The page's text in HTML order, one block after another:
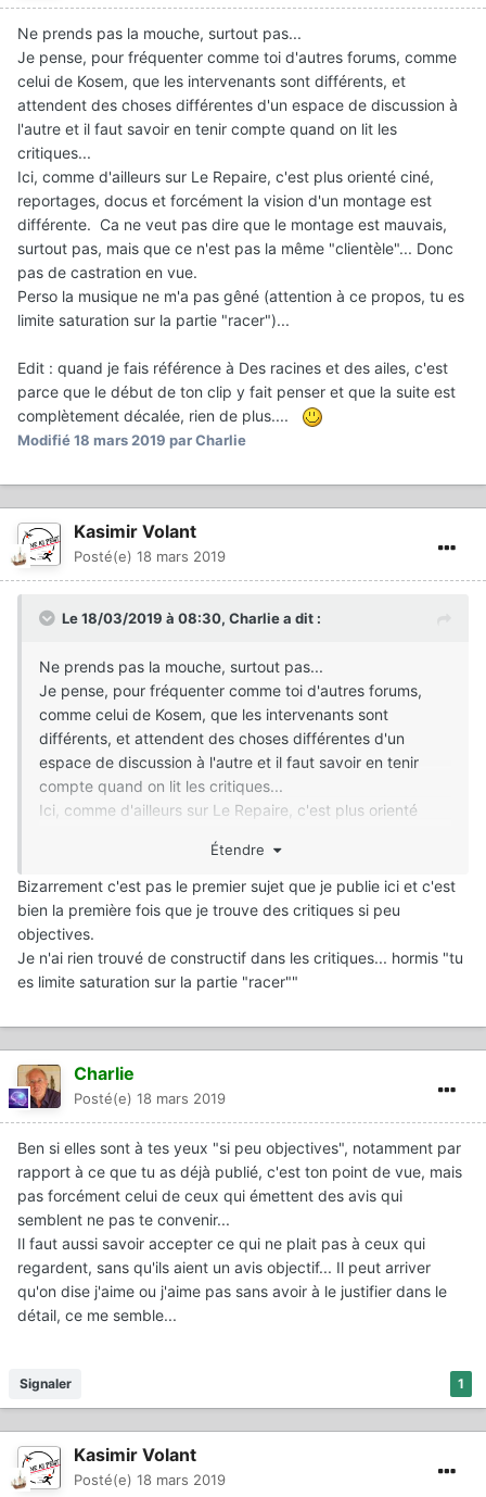
Ne prends pas la mouche, surtout pas...
Je pense, pour fréquenter comme toi d'autres forums, comme
celui de Kosem, que les intervenants sont différents, et
attendent des choses différentes d'un espace de discussion à
l'autre et il faut savoir en tenir compte quand on lit les
critiques...
Ici, comme d'ailleurs sur Le Repaire, c'est plus orienté ciné,
reportages, docus et forcément la vision d'un montage est
différente. Ca ne veut pas dire que le montage est mauvais,
surtout pas, mais que ce n'est pas la même "clientèle"... Donc
pas de castration en vue.
Perso la musique ne m'a pas gêné (attention à ce propos, tu es
limite saturation sur la partie "racer")...
Edit : quand je fais référence à Des racines et des ailes, c'est
parce que le début de ton clip y fait penser et que la suite est
complètement décalée, rien de plus....
Modifié18 mars 2019 par Charlie
Kasimir Volant
Posté(e) 18 mars 2019
Le 18/03/2019 à 08:30, Charliea dit :
Ne prends pas la mouche, surtout pas...
Je pense, pour fréquenter comme toi d'autres forums,
comme celui de Kosem, que les intervenants sont
différents, et attendent des choses différentes d'un
espace de discussion à l'autre et il faut savoir en tenir
compte quand on lit les critiques...
Ici, comme d'ailleurs sur Le Repaire, c'est plus orienté
montage est différente. Ca ne veut pas dire que le
montage est mauvais, surtout pas, mais que ce n'est pas
la même "clientèle"... Donc pas de castration en vue.
Perso la musique ne m'a pas gêné (attention à ce propos,
tu es limite saturation sur la partie "racer")...
c'est parce que le début de ton clip y fait penser et que la
suite est complètement décalée, rien de plus....
Étendre
Bizarrement c'est pas le premier sujet que je publie ici et c'est
bien la première fois que je trouve des critiques si peu
objectives.
Je n'ai rien trouvé de constructif dans les critiques... hormis "tu
es limite saturation sur la partie "racer""
Charlie
Posté(e) 18 mars 2019
Ben si elles sont à tes yeux "si peu objectives", notamment par
rapport à ce que tu as déjà publié, c'est ton point de vue, mais
pas forcément celui de ceux qui émettent des avis qui
semblent ne pas te convenir...
Il faut aussi savoir accepter ce qui ne plait pas à ceux qui
regardent, sans qu'ils aient un avis objectif... Il peut arriver
qu'on dise j'aime ou j'aime pas sans avoir à le justifier dans le
détail, ce me semble...
1
Signaler
Kasimir Volant
Posté(e) 18 mars 2019